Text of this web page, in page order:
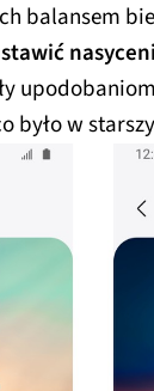
balansem
było w